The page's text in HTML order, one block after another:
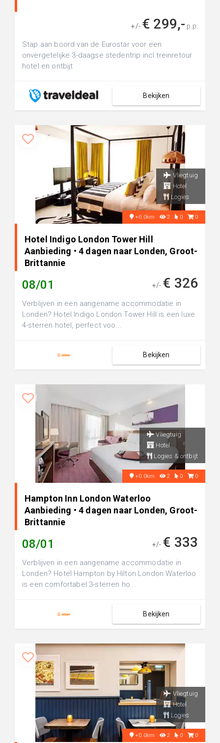
+/- € 299,- p.p.
Stap aan boord van de Eurostar voor een
onvergetelijke 3-daagse stedentrip incl.treinretour
hotel en ontbijt
Bekijken
Vliegtuig
Hotel
Logies
+0.0km 2 0 0
Hotel Indigo London Tower Hill
Aanbieding • 4 dagen naar Londen, Groot-
Brittannie
08/01 +/- € 326
Verblijven in een aangename accommodatie in
Londen? Hotel Indigo London Tower Hill is een luxe
4-sterren hotel, perfect voo...
Bekijken
Vliegtuig
Hotel
Logies & ontbijt
+0.0km 2 0 0
Hampton Inn London Waterloo
Aanbieding • 4 dagen naar Londen, Groot-
Brittannie
08/01 +/- € 333
Verblijven in een aangename accommodatie in
Londen? Hotel Hampton by Hilton London Waterloo
is een comfortabel 3-sterren ho...
Bekijken
Vliegtuig
Hotel
Logies
+0.0km 2 0 0